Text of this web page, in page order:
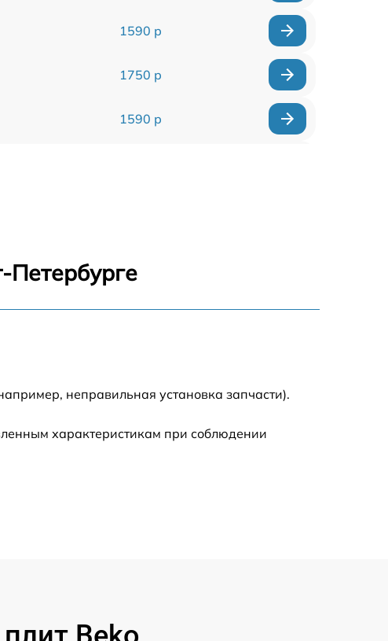
1590 р
1750 р
1590 р
900 р
Петербурге
неправильная установка запчасти).
характеристикам при соблюдении